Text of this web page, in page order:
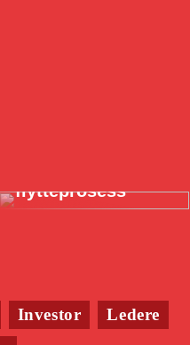
flytteprosess
Investor
Ledere